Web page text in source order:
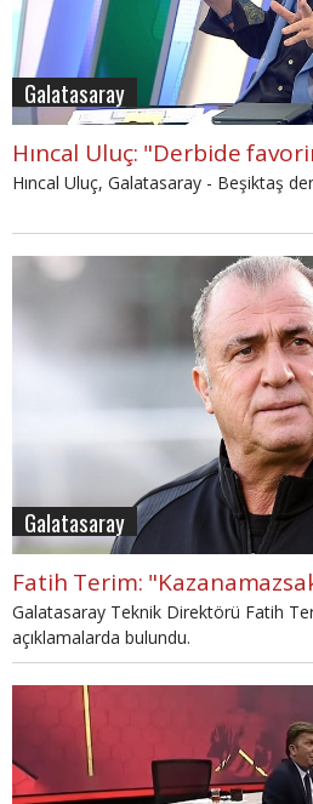
Galatasaray
Hıncal Uluç: "Derbide
Hıncal Uluç, Galatasaray - Beşiktaş
Galatasaray
Galatasaray Teknik Direktörü Fatih
açıklamalarda bulundu.